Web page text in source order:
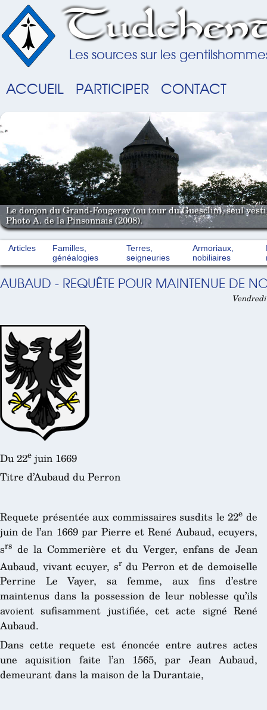
Les sources sur les
ACCUEIL PARTICIPER CONTACT
Le donjon du Grand-Fougeray (ou tour du Guesclin), seul
Photo A. de la Pinsonnais (2008).
Articles
Familles,
généalogies
Terres,
seigneuries
Armoriaux,
nobiliaires
AUBAUD - REQUÊTE POUR MAINTENUE DE
Du 22e juin 1669
Titre d’Aubaud du Perron
Requete présentée aux commissaires susdits le 22e de
juin de l’an 1669 par Pierre et René Aubaud, ecuyers,
srs de la Commerière et du Verger, enfans de Jean
Aubaud, vivant ecuyer, srdu Perron et de demoiselle
Perrine Le Vayer, sa femme, aux fins d’estre
maintenus dans la possession de leur noblesse qu’ils
avoient sufisamment justifiée, cet acte signé René
Aubaud.
Dans cette requete est énoncée entre autres actes
une aquisition faite l’an 1565, par Jean Aubaud,
demeurant dans la maison de la Durantaie,